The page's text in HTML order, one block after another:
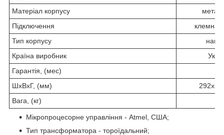
Матеріал корпусу
Підключення
клемна
Тип корпусу
Країна виробник
Гарантія, (мес)
ШхВхГ, (мм)
Вага, (кг)
Мікропроцесорне управління - Atmel, США;
Тип трансформатора - тороїдальний;